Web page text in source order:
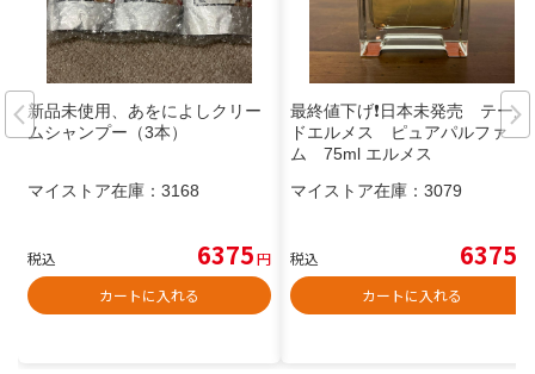
新品未使用、あをによしクリー
ムシャンプー（3本）
マイストア在庫： 3168
税込 6375円
カートに入れる
最終値下げ❗️日本未発売 テール
ドエルメス ピュアパルファ
ム 75ml エルメス
マイストア在庫： 3079
税込 6375
カートに入れる